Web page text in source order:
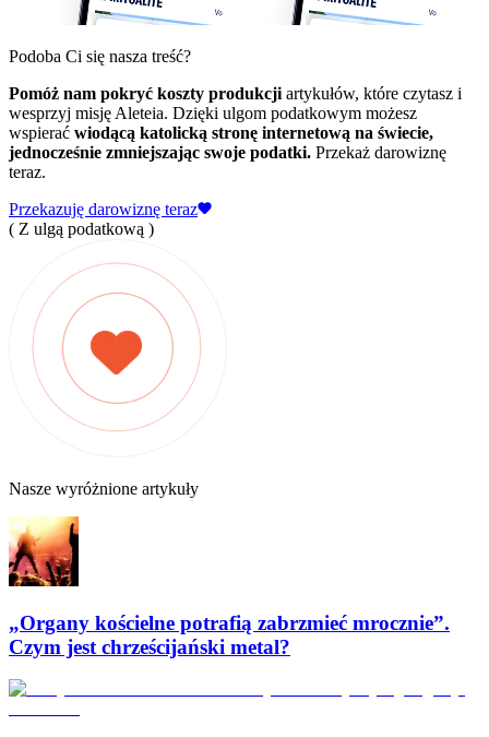
Podoba Ci się nasza treść?
Pomóż nam pokryć koszty produkcji artykułów, które czytasz i
wesprzyj misję Aleteia. Dzięki ulgom podatkowym możesz
wspierać wiodącą katolicką stronę internetową na świecie,
jednocześnie zmniejszając swoje podatki. Przekaż darowiznę
teraz.
Przekazuję darowiznę teraz
( Z ulgą podatkową )
Nasze wyróżnione artykuły
„Organy kościelne potrafią zabrzmieć mrocznie”.
Czym jest chrześcijański metal?